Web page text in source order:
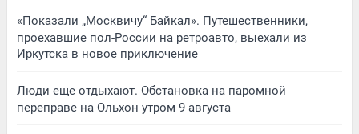
«Показали „Москвичу“ Байкал». Путешественники,
проехавшие пол-России на ретроавто, выехали из
Иркутска в новое приключение
Люди еще отдыхают. Обстановка на паромной
переправе на Ольхон утром 9 августа